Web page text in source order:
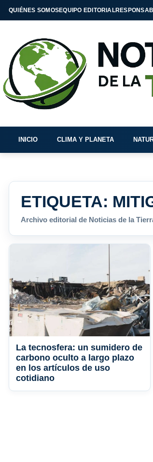
QUIÉNES SOMOSEQUIPO EDITORIAL
INICIO CLIMA Y PLANETA
ETIQUETA:
Archivo editorial de Noticias de la
La tecnosfera: un sumidero de
carbono oculto a largo plazo
en los artículos de uso
cotidiano